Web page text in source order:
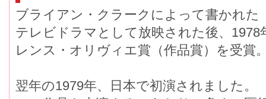
ブライアン・クラークによって書かれた
テレビドラマとして放映された後、
レンス・オリヴィエ賞（作品賞）を受賞
翌年の1979年、日本で初演されました。